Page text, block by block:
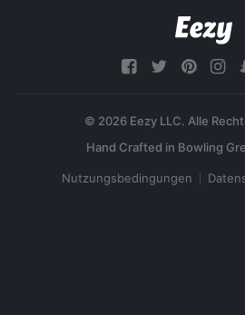
© 2026 Eezy LLC. Alle
Nutzungsbedingungen